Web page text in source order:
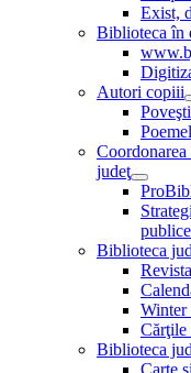
Exist,
Biblioteca în
Autori copiii
judeţ
Biblioteca
Winter
Cărţile
Biblioteca
Carte